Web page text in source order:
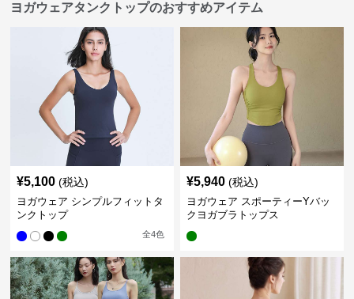
ヨガウェアタンクトップのおすすめアイテム
¥5,100 (税込)
ヨガウェア シンプルフィットタ
ンクトップ
全4色
¥5,940 (税込)
ヨガウェア スポーティーYバッ
クヨガブラトップス